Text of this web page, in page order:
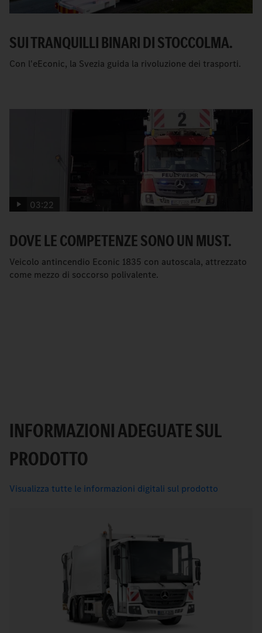
SUI TRANQUILLI BINARI DI STOCCOLMA.
Con l'eEconic, la Svezia guida la rivoluzione dei trasporti.
03:22
DOVE LE COMPETENZE SONO UN MUST.
Veicolo antincendio Econic 1835 con autoscala, attrezzato
come mezzo di soccorso polivalente.
INFORMAZIONI ADEGUATE SUL
PRODOTTO
Visualizza tutte le informazioni digitali sul prodotto